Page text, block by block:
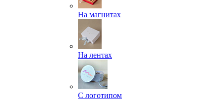
На магнитах
На лентах
С логотипом